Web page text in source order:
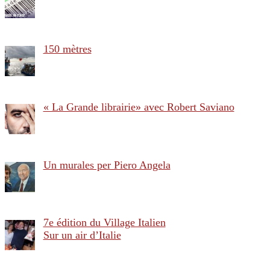
150 mètres
« La Grande librairie» avec Robert Saviano
Un murales per Piero Angela
7e édition du Village Italien
Sur un air d’Italie